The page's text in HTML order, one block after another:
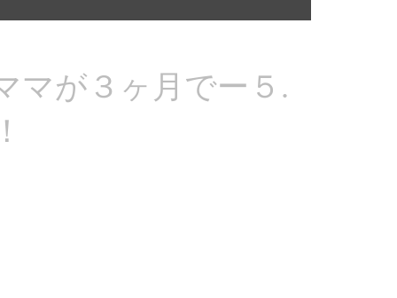
マが３ヶ月でー５.